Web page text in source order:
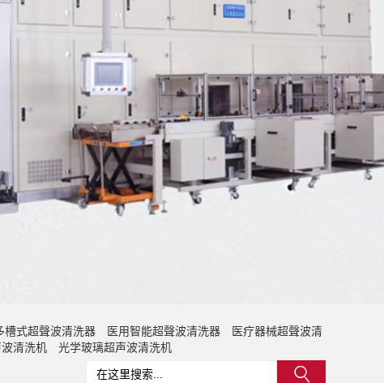
槽式超聲波清洗器 医用智能超聲波清洗器
医疗器械超聲波清
清洗机 光学玻璃超声波清洗机